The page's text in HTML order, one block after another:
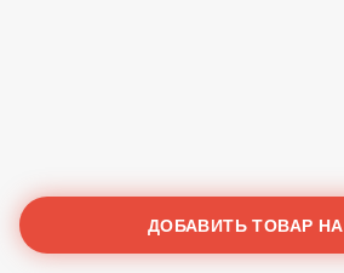
ДОБАВИТЬ ТОВАР НА